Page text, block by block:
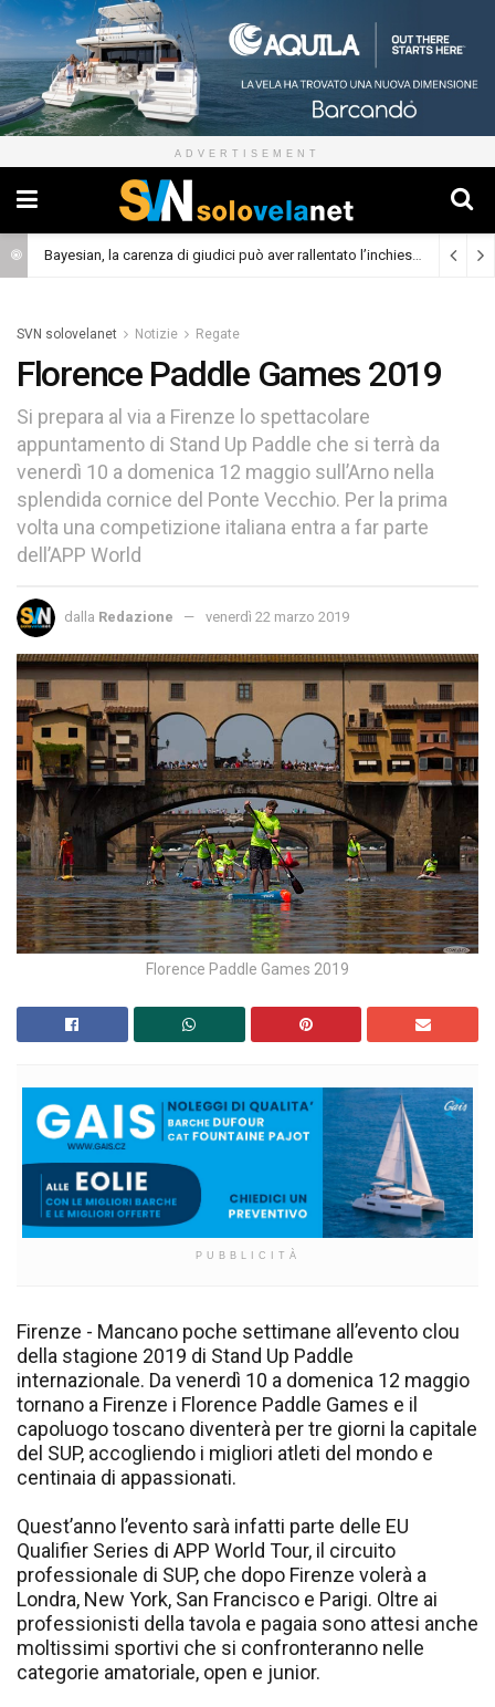
ADVERTISEMENT
Bayesian, la carenza di giudici può aver rallentato l’inchiesta (Cronaca)
SVN solovelanet Notizie Regate
Florence Paddle Games 2019
Si prepara al via a Firenze lo spettacolare
appuntamento di Stand Up Paddle che si terrà da
venerdì 10 a domenica 12 maggio sull’Arno nella
splendida cornice del Ponte Vecchio. Per la prima
volta una competizione italiana entra a far parte
dell’APP World
dalla Redazione venerdì 22 marzo 2019
Florence Paddle Games 2019
PUBBLICITÀ
Firenze - Mancano poche settimane all’evento clou
della stagione 2019 di Stand Up Paddle
internazionale. Da venerdì 10 a domenica 12 maggio
tornano a Firenze i Florence Paddle Games e il
capoluogo toscano diventerà per tre giorni la capitale
del SUP, accogliendo i migliori atleti del mondo e
centinaia di appassionati.
Quest’anno l’evento sarà infatti parte delle EU
Qualifier Series di APP World Tour, il circuito
professionale di SUP, che dopo Firenze volerà a
Londra, New York, San Francisco e Parigi. Oltre ai
professionisti della tavola e pagaia sono attesi anche
moltissimi sportivi che si confronteranno nelle
categorie amatoriale, open e junior.